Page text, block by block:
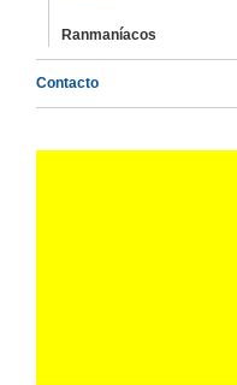
Ranmaníacos
Contacto